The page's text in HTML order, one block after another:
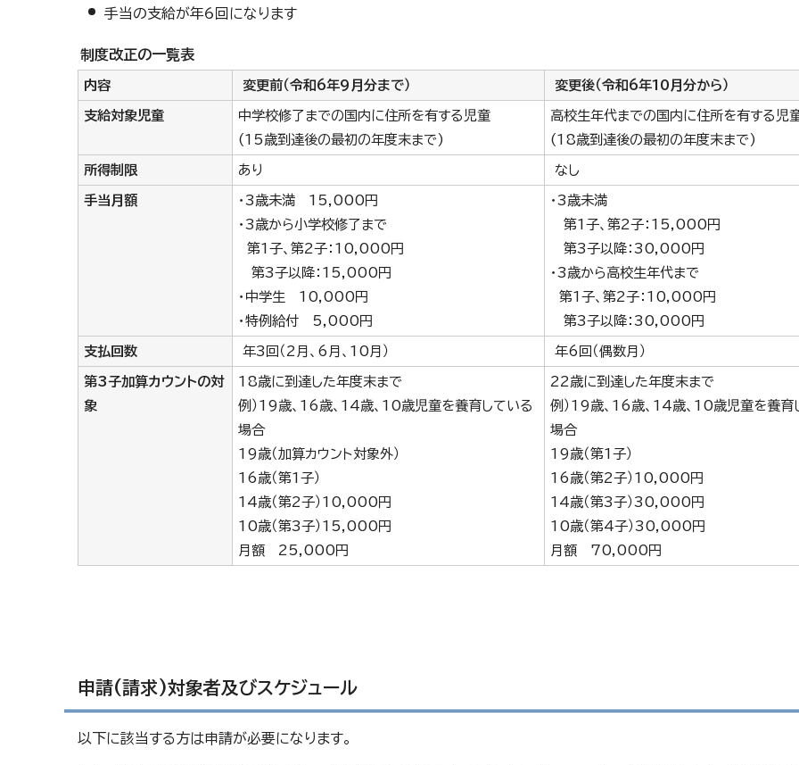
手当の支給が年6回になります
制度改正の一覧表
内容 変更前（令和6年9月分まで） 変更後（令和6年10月分から）
支給対象児童
中学校修了までの国内に住所を有する児童
(15歳到達後の最初の年度末まで)
高校生年代までの国内に住所を有する児
(18歳到達後の最初の年度末まで)
所得制限 あり なし
手当月額
・3歳未満 15,000円
・3歳から小学校修了まで
第1子、第2子：10,000円
第3子以降：15,000円
・中学生 10,000円
・特例給付 5,000円
・3歳未満
第1子、第2子：15,000円
第3子以降：30,000円
・3歳から高校生年代まで
第1子、第2子：10,000円
第3子以降：30,000円
支払回数 年3回（2月、6月、10月） 年6回（偶数月）
第3子加算カウントの対
象
18歳に到達した年度末まで
例）19歳、16歳、14歳、10歳児童を養育している
場合
19歳（加算カウント対象外）
16歳（第1子）
14歳（第2子）10,000円
10歳（第3子）15,000円
月額 25,000円
22歳に到達した年度末まで
例）19歳、16歳、14歳、10歳児童を養育
場合
19歳（第1子）
16歳（第2子）10,000円
14歳（第3子）30,000円
10歳（第4子）30,000円
月額 70,000円
申請(請求)対象者及びスケジュール
以下に該当する方は申請が必要になります。